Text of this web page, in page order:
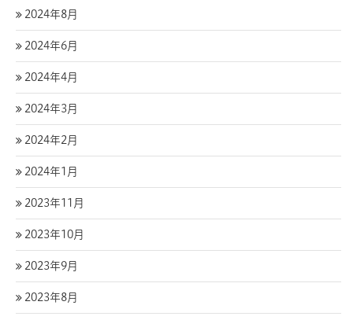
2024年8月
2024年6月
2024年4月
2024年3月
2024年2月
2024年1月
2023年11月
2023年10月
2023年9月
2023年8月